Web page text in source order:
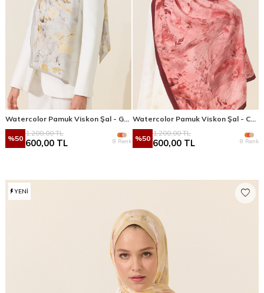
%50
1.200,00TL
600,00 TL 8 Renk %50
1.200,00TL
600,00 TL 8 Renk
YENI